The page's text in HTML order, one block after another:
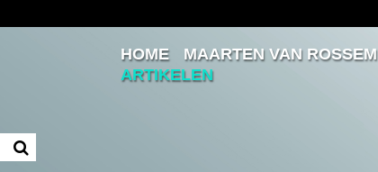
InloggenHOME MAARTEN VAN ROSSEM
ARTIKELEN